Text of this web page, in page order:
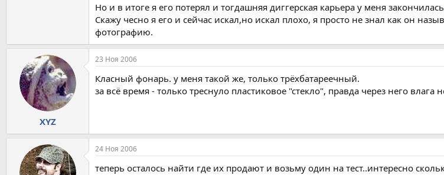
Но и в итоге я его потерял и тогдашняя диггерская карьера у меня закончилась
Скажу чесно я его и сейчас искал,но искал плохо, я просто не знал как он
фотографию.
XYZ
23 Ноя 2006
Класный фонарь. у меня такой же, только трёхбатареечный.
за всё время - только треснуло пластиковое "стекло", правда через него влага
24 Ноя 2006
теперь осталось найти где их продают и возьму один на тест..интересно